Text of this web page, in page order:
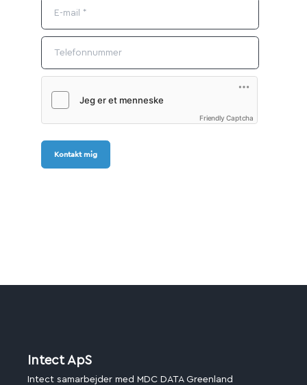
Friendly Captcha
Kontakt mig
Intect ApS
Intect samarbejder med MDC DATA Greenland